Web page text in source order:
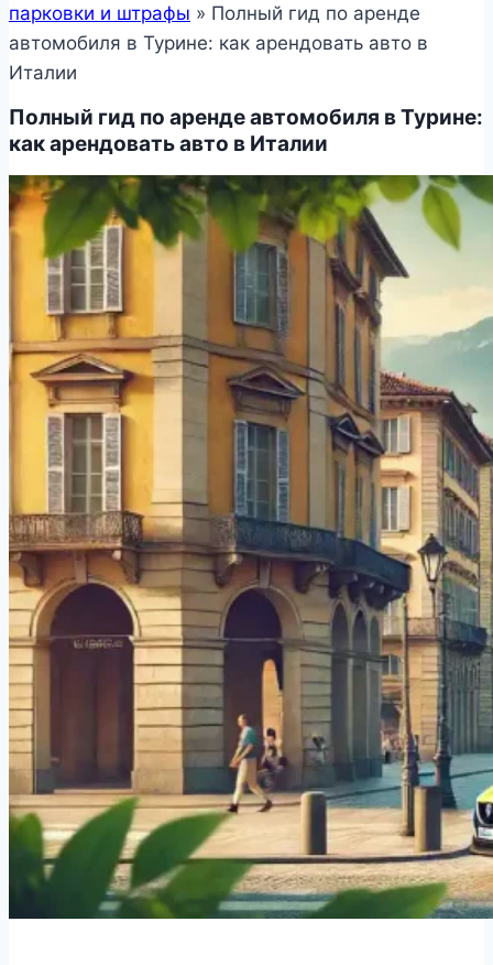
парковки и штрафы » Полный гид по аренде
автомобиля в Турине: как арендовать авто в
Италии
Полный гид по аренде автомобиля в Турине:
как арендовать авто в Италии